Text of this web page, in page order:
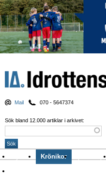
Mail 070 - 5647374
Sök bland 12.000 artiklar i arkivet:
Nyheter Krönikor Sport & spel